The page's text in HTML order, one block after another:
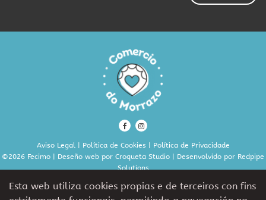
Aviso Legal| Política de Cookies
Política de Privacidade
©2026 Fecimo | Deseño web por Croqueta Studio | Desenvolvido por Redpipe
Solutions
Esta web utiliza cookies propias e de terceiros con fins